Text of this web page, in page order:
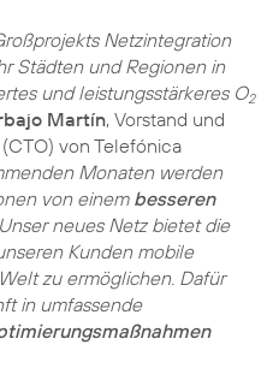
Netzintegration
Städten und Regionen in
und leistungsstärkeres O2
Martín, Vorstand und
von Telefónica
Monaten werden
von einem besseren
neues Netz bietet die
Kunden mobile
zu ermöglichen. Dafür
in umfassende